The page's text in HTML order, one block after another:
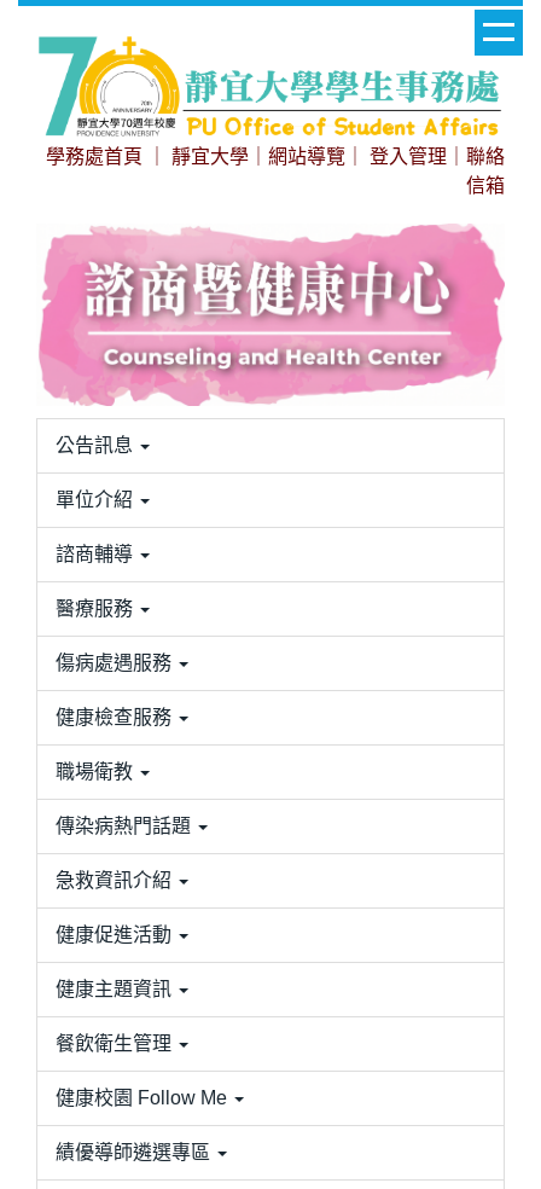
學務處首頁 靜宜大學 網站導覽 登入管理
聯絡
信箱
公告訊息
單位介紹
諮商輔導
醫療服務
傷病處遇服務
健康檢查服務
職場衛教
傳染病熱門話題
急救資訊介紹
健康促進活動
健康主題資訊
餐飲衛生管理
健康校園 Follow Me
績優導師遴選專區